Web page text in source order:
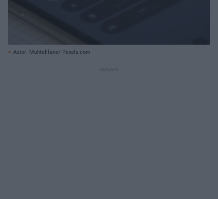
Autor: Muhtelifane/ Pexels.com